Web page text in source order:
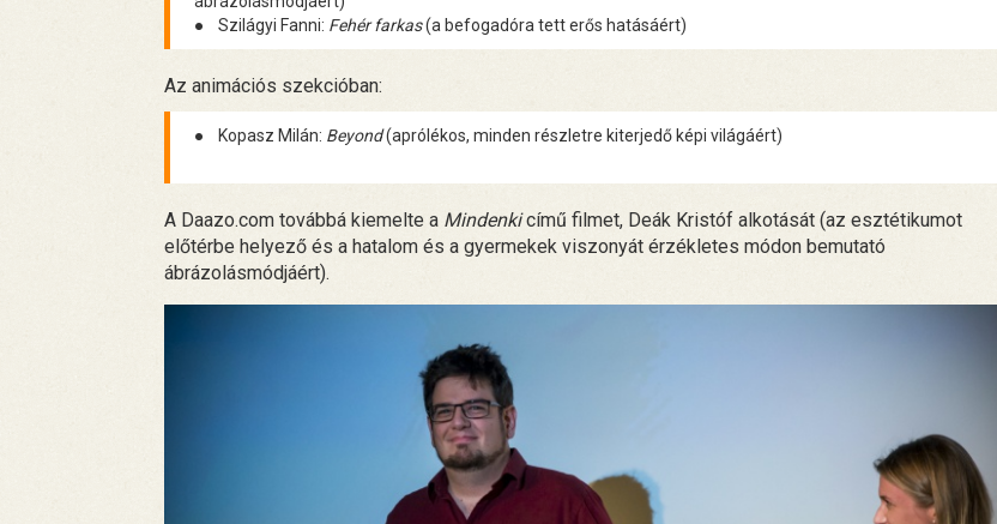
● Szilágyi Fanni: Fehér farkas(a befogadóra tett erős hatásáért)
Az animációs szekcióban:
● Kopasz Milán: Beyond(aprólékos, minden részletre kiterjedő képi világáért)
A Daazo.com továbbá kiemelte a Mindenkicímű filmet, Deák Kristóf alkotását (az esztétikumot
előtérbe helyező és a hatalom és a gyermekek viszonyát érzékletes módon bemutató
ábrázolásmódjáért).